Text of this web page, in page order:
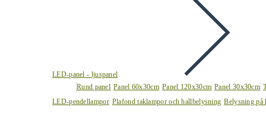
LED-panel - ljuspanel
Rund panel Panel 60x30cm Panel 120x30cm Panel 30x30cm
LED-pendellampor Plafond taklampor och hallbelysning Belysning på